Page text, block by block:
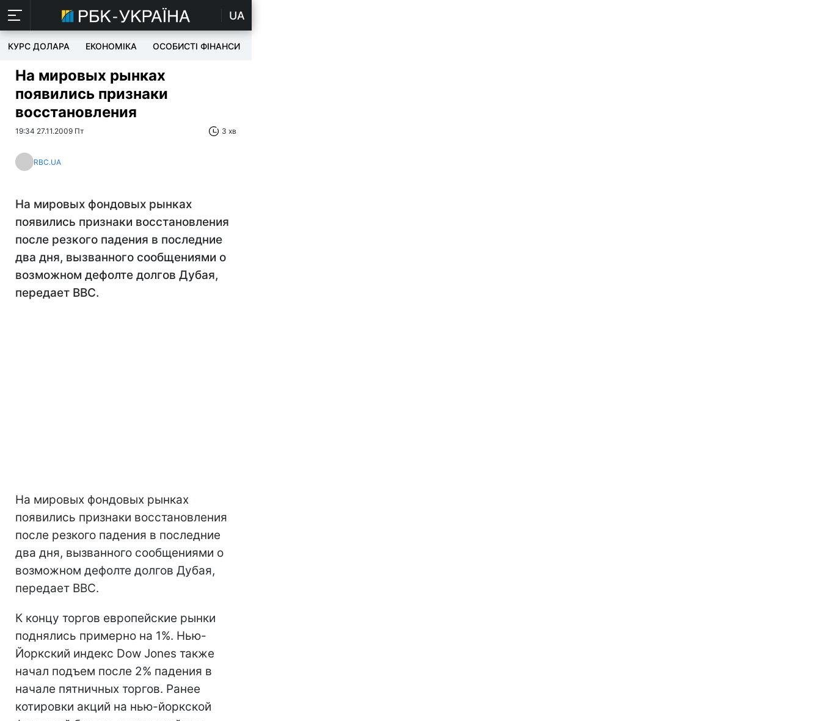
UA
КУРС ДОЛАРА ЕКОНОМІКА ОСОБИСТІ ФІНАНСИ
На мировых рынках
появились признаки
восстановления
19:34 27.11.2009 Пт 3 хв
RBC.UA
На мировых фондовых рынках
появились признаки восстановления
после резкого падения в последние
два дня, вызванного сообщениями о
возможном дефолте долгов Дубая,
передает ВВС.
На мировых фондовых рынках
появились признаки восстановления
после резкого падения в последние
два дня, вызванного сообщениями о
возможном дефолте долгов Дубая,
передает ВВС.
К концу торгов европейские рынки
поднялись примерно на 1%. Нью-
Йоркский индекс Dow Jones также
начал подъем после 2% падения в
начале пятничных торгов. Ранее
котировки акций на нью-йоркской